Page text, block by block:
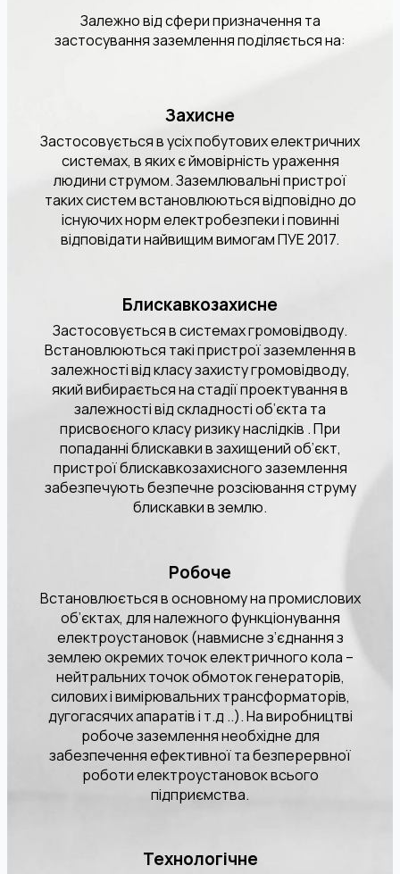
Залежно від сфери призначення та
застосування заземлення поділяється на:
Захисне
Застосовується в усіх побутових електричних
системах, в яких є ймовірність ураження
людини струмом. Заземлювальні пристрої
таких систем встановлюються відповідно до
існуючих норм електробезпеки і повинні
відповідати найвищим вимогам ПУЕ 2017.
Блискавкозахисне
Застосовується в системах громовідводу.
Встановлюються такі пристрої заземлення в
залежності від класу захисту громовідводу,
який вибирається на стадії проектування в
залежності від складності об’єкта та
присвоєного класу ризику наслідків . При
попаданні блискавки в захищений об’єкт,
пристрої блискавкозахисного заземлення
забезпечують безпечне розсіювання струму
блискавки в землю.
Робоче
Встановлюється в основному на промислових
об’єктах, для належного функціонування
електроустановок (навмисне з’єднання з
землею окремих точок електричного кола –
нейтральних точок обмоток генераторів,
силових і вимірювальних трансформаторів,
дугогасячих апаратів і т.д ..). На виробництві
робоче заземлення необхідне для
забезпечення ефективної та безперервної
роботи електроустановок всього
підприємства.
Технологічне